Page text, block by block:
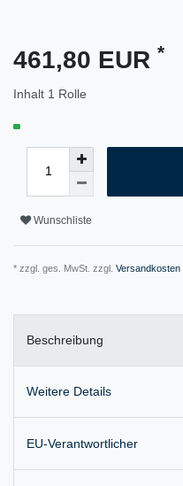
461,80 EUR *
Inhalt 1 Rolle
Wunschliste
* zzgl. ges. MwSt. zzgl. Versandkosten
Beschreibung
Weitere Details
EU-Verantwortlicher